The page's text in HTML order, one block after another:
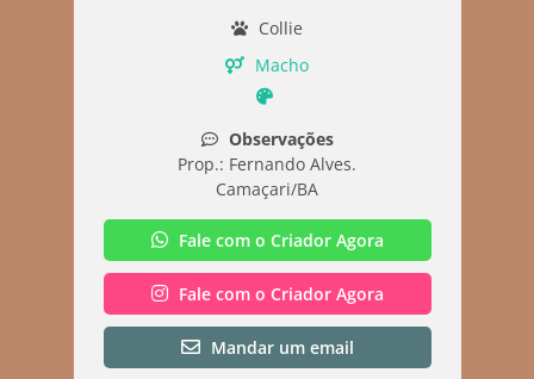
Collie
Macho
Observações
Prop.: Fernando Alves.
Camaçari/BA
Fale com o Criador Agora
Fale com o Criador Agora
Mandar um email